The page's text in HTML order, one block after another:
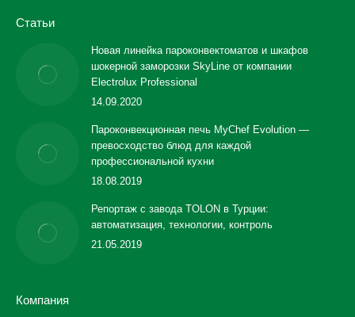
Статьи
Новая линейка пароконвектоматов и шкафов
шокерной заморозки SkyLine от компании
Electrolux Professional
14.09.2020
Пароконвекционная печь MyChef Evolution —
превосходство блюд для каждой
профессиональной кухни
18.08.2019
Репортаж с завода TOLON в Турции:
автоматизация, технологии, контроль
21.05.2019
Компания